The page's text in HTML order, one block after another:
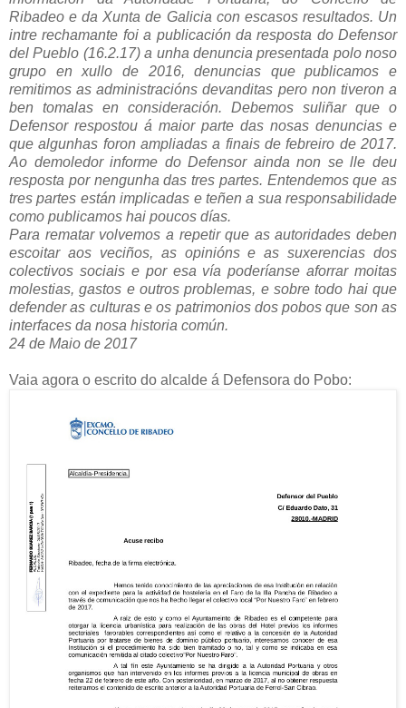
Ribadeo e da Xunta de Galicia con escasos resultados. Un
intre rechamante foi a publicación da resposta do Defensor
del Pueblo (16.2.17) a unha denuncia presentada polo noso
grupo en xullo de 2016, denuncias que publicamos e
remitimos as administracións devanditas pero non tiveron a
ben tomalas en consideración. Debemos suliñar que o
Defensor respostou á maior parte das nosas denuncias e
que algunhas foron ampliadas a finais de febreiro de 2017.
Ao demoledor informe do Defensor ainda non se lle deu
resposta por nengunha das tres partes. Entendemos que as
tres partes están implicadas e teñen a sua responsabilidade
como publicamos hai poucos días.
Para rematar volvemos a repetir que as autoridades deben
escoitar aos veciños, as opinións e as suxerencias dos
colectivos sociais e por esa vía poderíanse aforrar moitas
molestias, gastos e outros problemas, e sobre todo hai que
defender as culturas e os patrimonios dos pobos que son as
interfaces da nosa historia común.
24 de Maio de 2017
Vaia agora o escrito do alcalde á Defensora do Pobo: